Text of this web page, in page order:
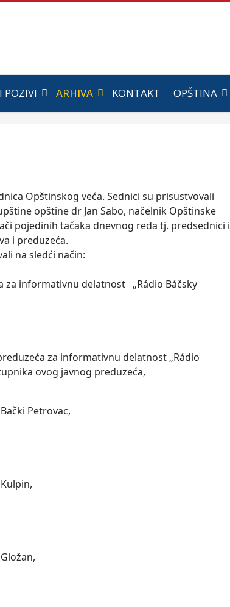
POZIVI ARHIVA KONTAKT OPŠTINA
Opštinskog veća. Sednici su prisustvovali
opštine dr Jan Sabo, načelnik Opštinske
pojedinih tačaka dnevnog reda tj. predsednici i
i preduzeća.
na sledći način:
za informativnu delatnost „Rádio Báčsky
za informativnu delatnost „Rádio
ovog javnog preduzeća,
Petrovac,